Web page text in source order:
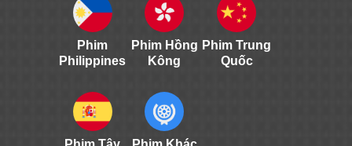
Phim
Philippines
Phim Hồng
Kông
Phim Trung
Quốc